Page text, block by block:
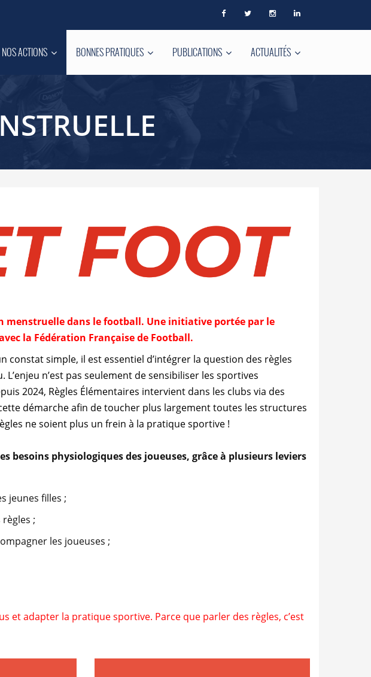
NOS ACTIONS BONNES PRATIQUES PUBLICATIONS ACTUALITÉS
menstruelle dans le football. Une initiative portée par le
la Fédération Française de Football.
simple, il est essentiel d’intégrer la question des règles
n’est pas seulement de sensibiliser les sportives
2024, Règles Élémentaires intervient dans les clubs via des
démarche afin de toucher plus largement toutes les structures
ne soient plus un frein à la pratique sportive !
physiologiques des joueuses, grâce à plusieurs leviers
jeunes filles ;
;
les joueuses ;
et adapter la pratique sportive. Parce que parler des règles, c’est